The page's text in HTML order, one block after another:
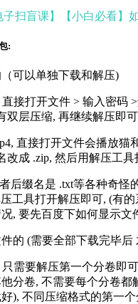
子扫盲课】【小白必看】
:
可以单独下载和解压)
接打开文件 > 输入密码
双层压缩, 再继续解压即可
直接打开文件会播放猫
改成 .zip, 然后用解压工具
后缀名是 .txt等各种奇怪
工具打开解压即可, (有
, 要先百度下如何显示文
的 (需要全部下载完毕后
需要解压第一个分卷即
分卷, 不需要每个分卷都
), 不同压缩格式的第一